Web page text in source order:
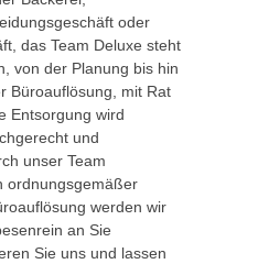
oder
das Team Deluxe steht
von der Planung bis hin
Büroauflösung, mit Rat
Entsorgung wird
und
unser Team
ordnungsgemäßer
werden wir
an Sie
Sie uns und lassen